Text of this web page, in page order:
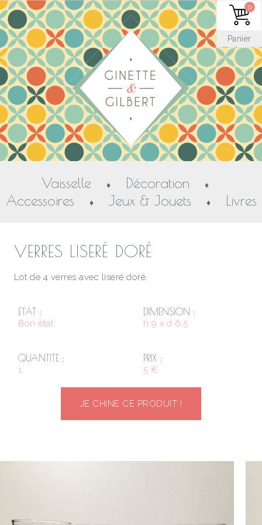
Vaisselle ♦ Décoration ♦
Accessoires ♦ Jeux & Jouets ♦ Livres
VERRES LISERÉ DORÉ
Lot de 4 verres avec liseré doré.
ETAT :
Bon état
DIMENSION :
h 9 x d 6.5
QUANTITE :
1
PRIX :
5 €
JE CHINE CE PRODUIT !
Panier
0